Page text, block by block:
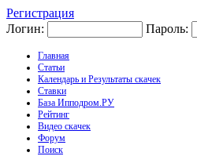
Регистрация
Логин:
Пароль:
Главная
Статьи
Календарь и Результаты скачек
Ставки
База Ипподром.РУ
Рейтинг
Видео скачек
Форум
Поиск